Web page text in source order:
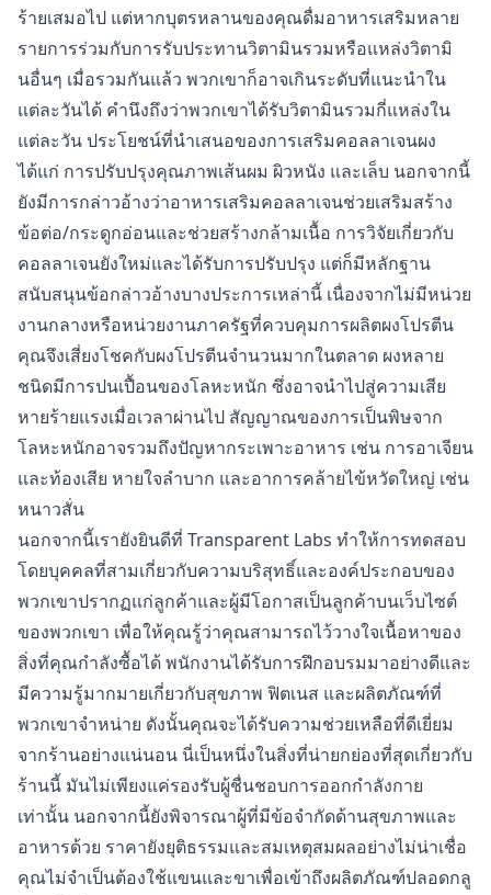
ร้ายเสมอไป แต่หากบุตรหลานของคุณดื่มอาหารเสริมหลาย
รายการร่วมกับการรับประทานวิตามินรวมหรือแหล่งวิตามิ
นอื่นๆ เมื่อรวมกันแล้ว พวกเขาก็อาจเกินระดับที่แนะนำใน
แต่ละวันได้ คำนึงถึงว่าพวกเขาได้รับวิตามินรวมกี่แหล่งใน
แต่ละวัน ประโยชน์ที่นำเสนอของการเสริมคอลลาเจนผง
ได้แก่ การปรับปรุงคุณภาพเส้นผม ผิวหนัง และเล็บ นอกจากนี้
ยังมีการกล่าวอ้างว่าอาหารเสริมคอลลาเจนช่วยเสริมสร้าง
ข้อต่อ/กระดูกอ่อนและช่วยสร้างกล้ามเนื้อ การวิจัยเกี่ยวกับ
คอลลาเจนยังใหม่และได้รับการปรับปรุง แต่ก็มีหลักฐาน
สนับสนุนข้อกล่าวอ้างบางประการเหล่านี้ เนื่องจากไม่มีหน่วย
งานกลางหรือหน่วยงานภาครัฐที่ควบคุมการผลิตผงโปรตีน
คุณจึงเสี่ยงโชคกับผงโปรตีนจำนวนมากในตลาด ผงหลาย
ชนิดมีการปนเปื้อนของโลหะหนัก ซึ่งอาจนำไปสู่ความเสีย
หายร้ายแรงเมื่อเวลาผ่านไป สัญญาณของการเป็นพิษจาก
โลหะหนักอาจรวมถึงปัญหากระเพาะอาหาร เช่น การอาเจียน
และท้องเสีย หายใจลำบาก และอาการคล้ายไข้หวัดใหญ่ เช่น
หนาวสั่น
นอกจากนี้เรายังยินดีที่ Transparent Labs ทำให้การทดสอบ
โดยบุคคลที่สามเกี่ยวกับความบริสุทธิ์และองค์ประกอบของ
พวกเขาปรากฏแก่ลูกค้าและผู้มีโอกาสเป็นลูกค้าบนเว็บไซต์
ของพวกเขา เพื่อให้คุณรู้ว่าคุณสามารถไว้วางใจเนื้อหาของ
สิ่งที่คุณกำลังซื้อได้ พนักงานได้รับการฝึกอบรมมาอย่างดีและ
มีความรู้มากมายเกี่ยวกับสุขภาพ ฟิตเนส และผลิตภัณฑ์ที่
พวกเขาจำหน่าย ดังนั้นคุณจะได้รับความช่วยเหลือที่ดีเยี่ยม
จากร้านอย่างแน่นอน นี่เป็นหนึ่งในสิ่งที่น่ายกย่องที่สุดเกี่ยวกับ
ร้านนี้ มันไม่เพียงแค่รองรับผู้ชื่นชอบการออกกำลังกาย
เท่านั้น นอกจากนี้ยังพิจารณาผู้ที่มีข้อจำกัดด้านสุขภาพและ
อาหารด้วย ราคายังยุติธรรมและสมเหตุสมผลอย่างไม่น่าเชื่อ
คุณไม่จำเป็นต้องใช้แขนและขาเพื่อเข้าถึงผลิตภัณฑ์ปลอดกลู